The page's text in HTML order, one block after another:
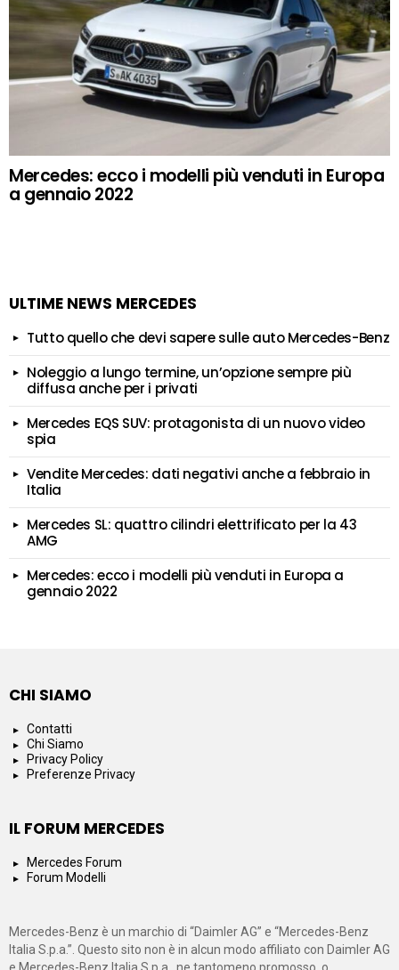
Mercedes: ecco i modelli più venduti in Europa
a gennaio 2022
ULTIME NEWS MERCEDES
Tutto quello che devi sapere sulle auto Mercedes-Benz
Noleggio a lungo termine, un’opzione sempre più
diffusa anche per i privati
Mercedes EQS SUV: protagonista di un nuovo video
spia
Vendite Mercedes: dati negativi anche a febbraio in
Italia
Mercedes SL: quattro cilindri elettrificato per la 43
AMG
Mercedes: ecco i modelli più venduti in Europa a
gennaio 2022
CHI SIAMO
Contatti
Chi Siamo
Privacy Policy
Preferenze Privacy
IL FORUM MERCEDES
Mercedes Forum
Forum Modelli
Mercedes-Benz è un marchio di “Daimler AG” e “Mercedes-Benz
Italia S.p.a.”. Questo sito non è in alcun modo affiliato con Daimler AG
e Mercedes-Benz Italia S.p.a., ne tantomeno promosso, o